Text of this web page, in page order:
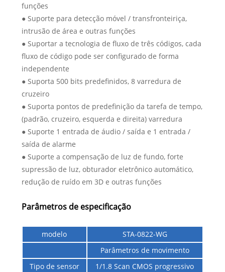
funções
● Suporte para detecção móvel / transfronteiriça,
intrusão de área e outras funções
● Suportar a tecnologia de fluxo de três códigos, cada
fluxo de código pode ser configurado de forma
independente
● Suporta 500 bits predefinidos, 8 varredura de
cruzeiro
● Suporta pontos de predefinição da tarefa de tempo,
(padrão, cruzeiro, esquerda e direita) varredura
● Suporte 1 entrada de áudio / saída e 1 entrada /
saída de alarme
● Suporte a compensação de luz de fundo, forte
supressão de luz, obturador eletrônico automático,
redução de ruído em 3D e outras funções
Parâmetros de especificação
modelo
STA-0822-WG
Parâmetros de movimento
Tipo de sensor
1/1.8 Scan CMOS progressivo